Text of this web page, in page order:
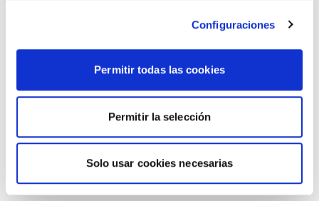
Configuraciones
Permitir todas las cookies
Permitir la selección
Solo usar cookies necesarias